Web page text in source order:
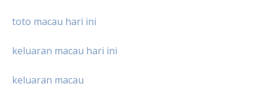
toto macau hari ini
keluaran macau hari ini
keluaran macau